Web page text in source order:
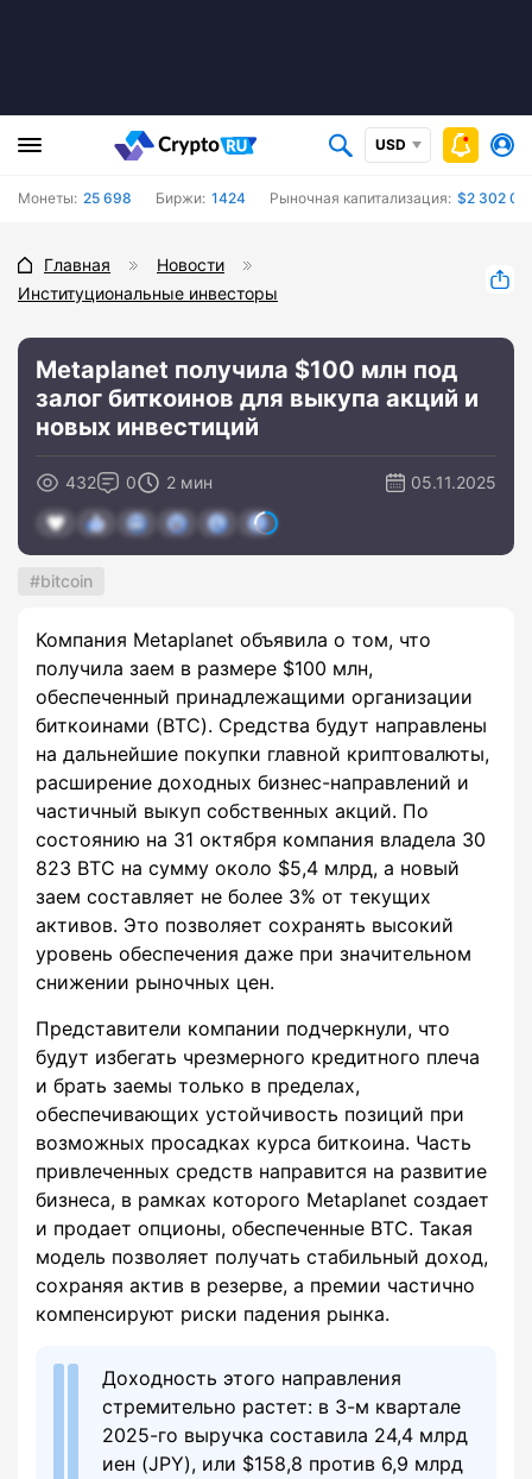
USD
Монеты: 25 698 Биржи: 1424 Рыночная капитализация: $2 302
Главная
Новости
Институциональные инвесторы
Metaplanet получила $100 млн под
залог биткоинов для выкупа акций и
новых инвестиций
432 0 2 мин 05.11.2025
bitcoin
Компания Metaplanet объявила о том, что
получила заем в размере $100 млн,
обеспеченный принадлежащими организации
биткоинами (BTC). Средства будут направлены
на дальнейшие покупки главной криптовалюты,
расширение доходных бизнес-направлений и
частичный выкуп собственных акций. По
состоянию на 31 октября компания владела 30
823 BTC на сумму около $5,4 млрд, а новый
заем составляет не более 3% от текущих
активов. Это позволяет сохранять высокий
уровень обеспечения даже при значительном
снижении рыночных цен.
Представители компании подчеркнули, что
будут избегать чрезмерного кредитного плеча
и брать заемы только в пределах,
обеспечивающих устойчивость позиций при
возможных просадках курса биткоина. Часть
привлеченных средств направится на развитие
бизнеса, в рамках которого Metaplanet создает
и продает опционы, обеспеченные BTC. Такая
модель позволяет получать стабильный доход,
сохраняя актив в резерве, а премии частично
компенсируют риски падения рынка.
Доходность этого направления
стремительно растет: в 3-м квартале
2025-го выручка составила 24,4 млрд
иен (JPY), или $158,8 против 6,9 млрд